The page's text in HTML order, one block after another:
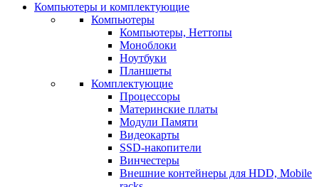
Компьютеры и комплектующие
Компьютеры
Компьютеры, Неттопы
Моноблоки
Ноутбуки
Планшеты
Комплектующие
Процессоры
Материнские платы
Модули Памяти
Видеокарты
SSD-накопители
Винчестеры
Внешние контейнеры для HDD, Mobile